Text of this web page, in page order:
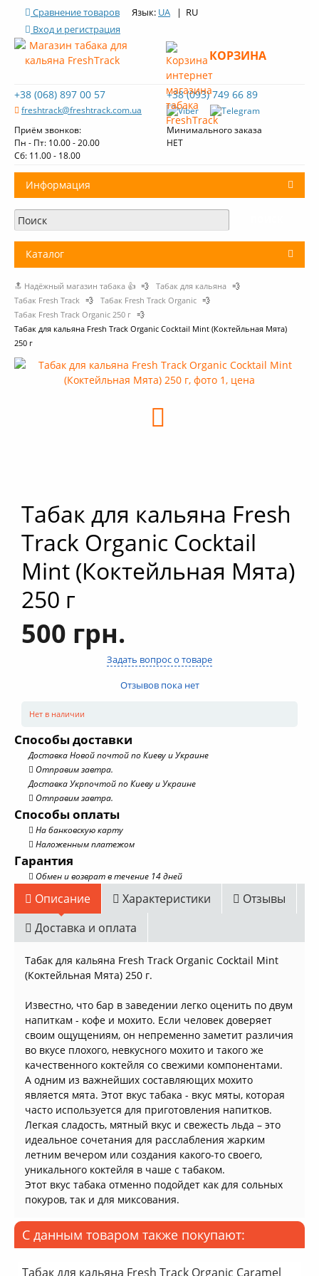
Сравнение товаров Язык: UA | RU
Вход и регистрация
+38 (068) 897 00 57
freshtrack@freshtrack.com.ua
+38 (093) 749 66 89
Приём звонков:
Пн - Пт: 10.00 - 20.00
Cб: 11.00 - 18.00
Минимального заказа
НЕТ
КОРЗИНА
Информация
О нас
Доставка и оплата
Обзоры табака Fresh Track
Каталог
Табак для кальяна
Уголь для кальяна
Кальяны
Комплектующие для кальяна
🔝 Надёжный магазин табака 👍 💨 Табак для кальяна 💨
Табак Fresh Track 💨 Табак Fresh Track Organic 💨
Табак Fresh Track Organic 250 г 💨
Табак для кальяна Fresh Track Organic Cocktail Mint (Коктейльная Мята)
250 г
Табак для кальяна Fresh
Track Organic Cocktail
Mint (Коктейльная Мята)
250 г
500 грн.
Задать вопрос о товаре
Отзывов пока нет
Нет в наличии
Способы доставки
Доставка Новой почтой по Киеву и Украине
Отправим завтра.
Доставка Укрпочтой по Киеву и Украине
Отправим завтра.
Способы оплаты
На банковскую карту
Наложенным платежом
Гарантия
Обмен и возврат в течение 14 дней
Описание Характеристики
Отзывы
Доставка и оплата
Табак для кальяна Fresh Track Organic Cocktail Mint
(Коктейльная Мята) 250 г.
Известно, что бар в заведении легко оценить по двум
напиткам - кофе и мохито. Если человек доверяет
своим ощущениям, он непременно заметит различия
во вкусе плохого, невкусного мохито и такого же
качественного коктейля со свежими компонентами.
А одним из важнейших составляющих мохито
является мята. Этот вкус табака - вкус мяты, которая
часто используется для приготовления напитков.
Легкая сладость, мятный вкус и свежесть льда – это
идеальное сочетания для расслабления жарким
летним вечером или создания какого-то своего,
уникального коктейля в чаше с табаком.
Этот вкус табака отменно подойдет как для сольных
покуров, так и для миксования.
С данным товаром также покупают:
Табак для кальяна Fresh Track Organic Caramel